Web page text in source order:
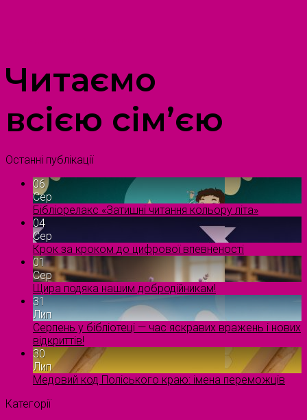
Читаємо
всією сім’єю
Останні публікації
06
Сер
Бібліорелакс «Затишні читання кольору літа»
04
Сер
Крок за кроком до цифрової впевненості
01
Сер
Щира подяка нашим добродійникам!
31
Лип
Серпень у бібліотеці — час яскравих вражень і нових
відкриттів!
30
Лип
Медовий код Поліського краю: імена переможців
Категорії